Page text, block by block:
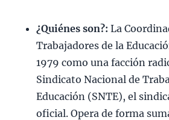
¿Quiénes son?: La
Trabajadores de la
1979 como una facción
Sindicato Nacional de
Educación (SNTE), el
oficial. Opera de forma